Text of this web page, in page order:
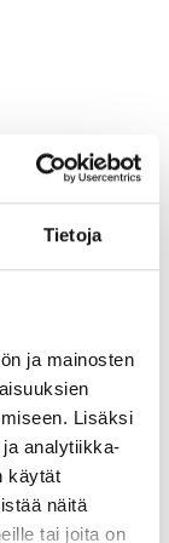
Tietoja
ja mainosten
Lisäksi
analytiikka-
käytät
näitä
tai joita on